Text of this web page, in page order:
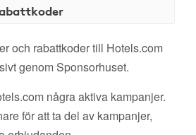
och rabattkoder till Hotels.com
genom Sponsorhuset.
några aktiva kampanjer.
för att ta del av kampanjer,